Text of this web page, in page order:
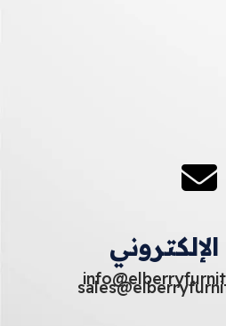
الإلكتروني